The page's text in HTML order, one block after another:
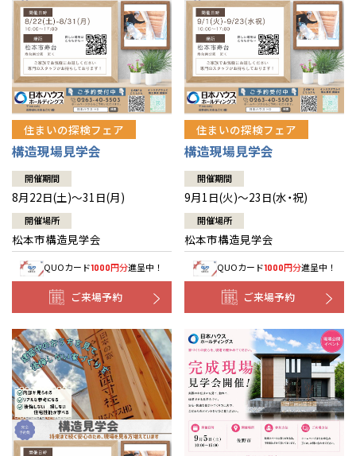
住まいの探検フェア
構造現場見学会
開催期間
8月22日(土)～31日(月)
開催場所
松本市構造見学会
QUOカード1000円分進呈中！
ご来場予約
住まいの探検フェア
構造現場見学会
開催期間
9月1日(火)～23日(水・祝)
開催場所
松本市構造見学会
QUOカード1000円分進呈中！
ご来場予約